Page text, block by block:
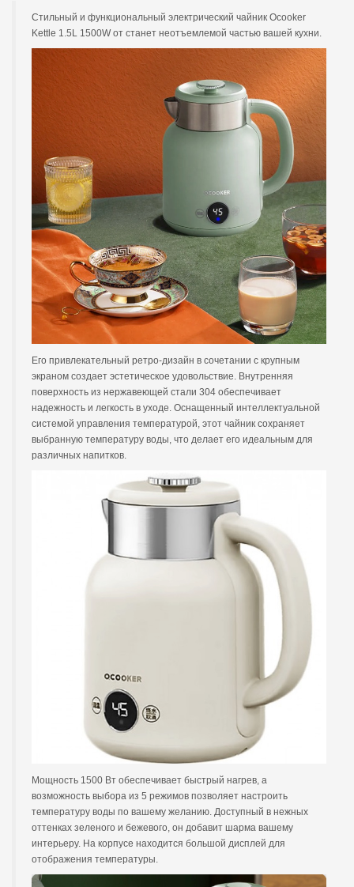
Стильный и функциональный электрический чайник Ocooker
Kettle 1.5L 1500W от станет неотъемлемой частью вашей кухни.
Его привлекательный ретро-дизайн в сочетании с крупным
экраном создает эстетическое удовольствие. Внутренняя
поверхность из нержавеющей стали 304 обеспечивает
надежность и легкость в уходе. Оснащенный интеллектуальной
системой управления температурой, этот чайник сохраняет
выбранную температуру воды, что делает его идеальным для
различных напитков.
Мощность 1500 Вт обеспечивает быстрый нагрев, а
возможность выбора из 5 режимов позволяет настроить
температуру воды по вашему желанию. Доступный в нежных
оттенках зеленого и бежевого, он добавит шарма вашему
интерьеру. На корпусе находится большой дисплей для
отображения температуры.